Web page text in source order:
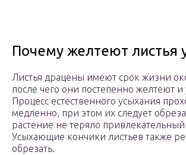
Почему желтеют листья
Листья драцены имеют срок жизни
после чего они постепенно желтеют и
Процесс естественного усыхания
медленно, при этом их следует
растение не теряло
Усыхающие кончики листьев также
обрезать.